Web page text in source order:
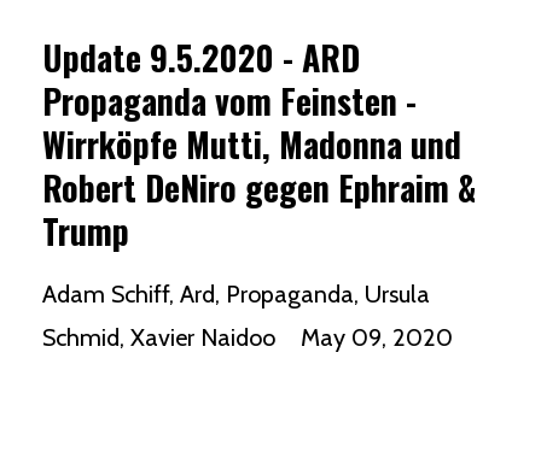
Update 9.5.2020 - ARD
Propaganda vom Feinsten -
Wirrköpfe Mutti, Madonna und
Robert DeNiro gegen Ephraim &
Trump
Adam Schiff Ard Propaganda Ursula
Schmid Xavier Naidoo May 09, 2020